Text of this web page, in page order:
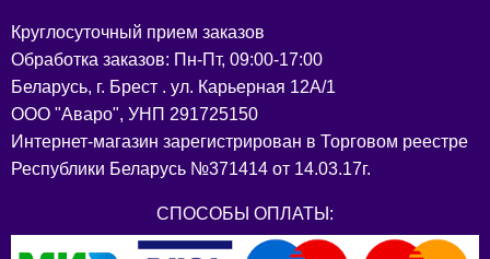
Круглосуточный прием заказов
Обработка заказов: Пн-Пт, 09:00-17:00
Беларусь, г. Брест . ул. Карьерная 12А/1
ООО "Аваро", УНП 291725150
Интернет-магазин зарегистрирован в Торговом реестре
Республики Беларусь №371414 от 14.03.17г.
СПОСОБЫ ОПЛАТЫ: